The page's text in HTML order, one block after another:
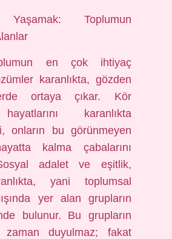
Yaşamak: Toplumun
en çok ihtiyaç
karanlıkta, gözden
ortaya çıkar. Kör
karanlıkta
onların bu görünmeyen
kalma çabalarını
adalet ve eşitlik,
yani toplumsal
yer alan grupların
bulunur. Bu grupların
duyulmaz; fakat